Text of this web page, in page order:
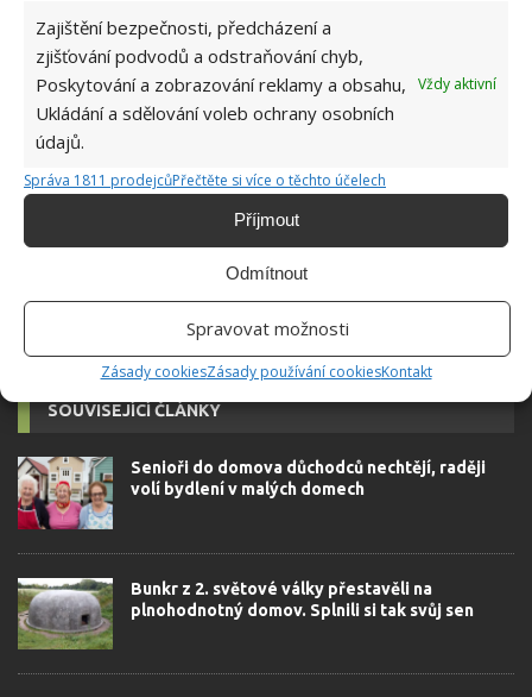
Zajištění bezpečnosti, předcházení a
zjišťování podvodů a odstraňování chyb,
Poskytování a zobrazování reklamy a obsahu,
Ukládání a sdělování voleb ochrany osobních
údajů.
Vždy aktivní
Správa 1811 prodejcůPřečtěte si více o těchto účelech
Příjmout
Odmítnout
Spravovat možnosti
Zásady cookiesZásady používání cookiesKontakt
KOMENTOVAT
Jiří Kolář
velkým kutilem. V podstatě vše, co je
možné najít v j...
SOUVISEJÍCÍ ČLÁNKY
Senioři do domova důchodců nechtějí, raději
volí bydlení v malých domech
Bunkr z 2. světové války přestavěli na
plnohodnotný domov. Splnili si tak svůj sen